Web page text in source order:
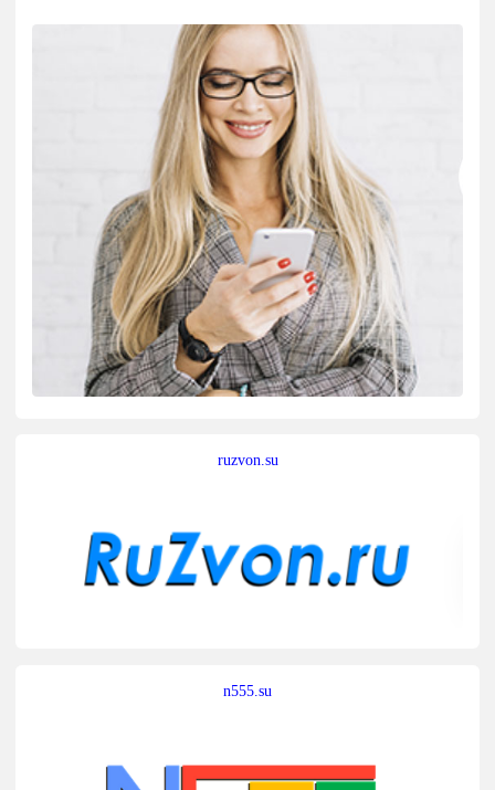
ruzvon.su
n555.su